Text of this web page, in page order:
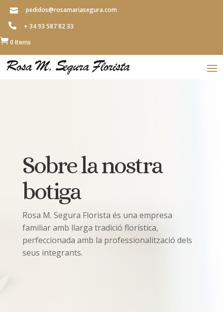
 pedidos@rosamariasegura.com

+ 34 93 587 82 33
0 Items
Sobre la nostra
botiga
Rosa M. Segura Florista és una empresa
familiar amb llarga tradició florística,
perfeccionada amb la professionalització dels
seus integrants.